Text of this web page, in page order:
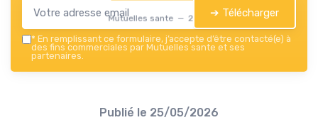
Mutuelles sante — 2026 ➔ Télécharger
* En remplissant ce formulaire, j’accepte d’être contacté(e) à
des fins commerciales par Mutuelles sante et ses
partenaires.
Publié le 25/05/2026